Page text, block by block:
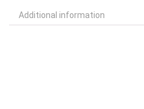
Additional information